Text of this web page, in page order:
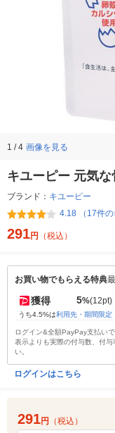
1 / 4 画像を見る
キユーピー 元気な
ブランド： キユーピー
4.18 （17件の
291円 （税込）
お買い物でもらえる特典
獲得 5%(12pt)
うち4.5%は利用先・期間限定
ログイン&全額PayPay支払い
表示よりも実際の付与数、付
い。
ログインはこちら
291円 （税込）